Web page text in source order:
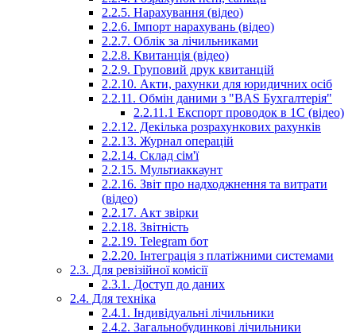
2.2.5. Нарахування (відео)
2.2.6. Імпорт нарахувань (відео)
2.2.7. Облік за лічильниками
2.2.8. Квитанція (відео)
2.2.9. Груповий друк квитанцій
2.2.10. Акти, рахунки для юридичних осіб
2.2.11. Обмін даними з "BAS Бухгалтерія"
2.2.11.1 Експорт проводок в 1С (відео)
2.2.12. Декілька розрахункових рахунків
2.2.13. Журнал операцій
2.2.14. Склад сім'ї
2.2.15. Мультиаккаунт
2.2.16. Звіт про надходжнення та витрати
(відео)
2.2.17. Акт звірки
2.2.18. Звітність
2.2.19. Telegram бот
2.2.20. Інтеграція з платіжними системами
2.3. Для ревізійної комісії
2.3.1. Доступ до даних
2.4. Для техніка
2.4.1. Індивідуальні лічильники
2.4.2. Загальнобудинкові лічильники